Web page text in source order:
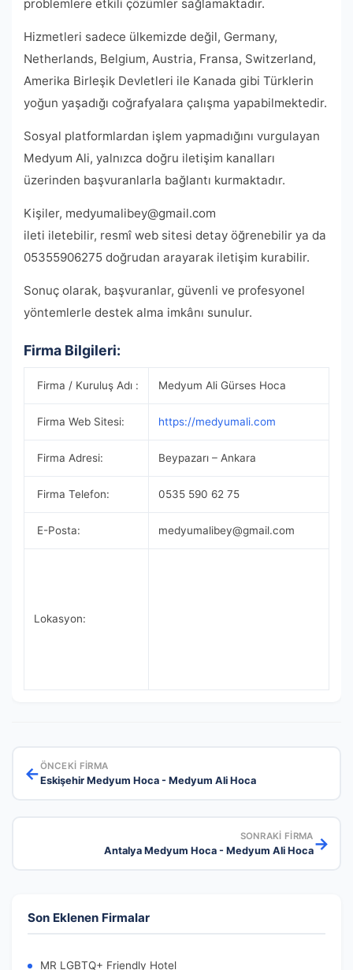
problemlere etkili çözümler sağlamaktadır.
Hizmetleri sadece ülkemizde değil, Germany,
Netherlands, Belgium, Austria, Fransa, Switzerland,
Amerika Birleşik Devletleri ile Kanada gibi Türklerin
yoğun yaşadığı coğrafyalara çalışma yapabilmektedir.
Sosyal platformlardan işlem yapmadığını vurgulayan
Medyum Ali, yalnızca doğru iletişim kanalları
üzerinden başvuranlarla bağlantı kurmaktadır.
Kişiler, medyumalibey@gmail.com
ileti iletebilir, resmî web sitesi detay öğrenebilir ya da
05355906275 doğrudan arayarak iletişim kurabilir.
Sonuç olarak, başvuranlar, güvenli ve profesyonel
yöntemlerle destek alma imkânı sunulur.
Firma Bilgileri:
Firma / Kuruluş Adı : Medyum Ali Gürses Hoca
Firma Web Sitesi: https://medyumali.com
Firma Adresi: Beypazarı – Ankara
Firma Telefon: 0535 590 62 75
E-Posta: medyumalibey@gmail.com
Lokasyon:
←ÖNCEKI FIRMA
Eskişehir Medyum Hoca - Medyum Ali Hoca
SONRAKI FIRMA
Antalya Medyum Hoca - Medyum Ali Hoca→
Son Eklenen Firmalar
MR LGBTQ+ Friendly Hotel